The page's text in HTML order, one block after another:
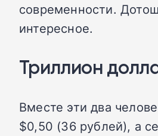
современности.
интересное.
Триллион
Вместе эти два
$0,50 (36 рублей), а